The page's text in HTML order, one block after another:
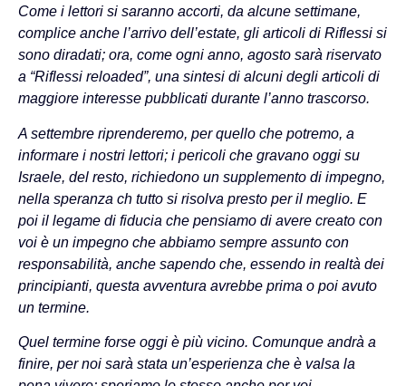
Come i lettori si saranno accorti, da alcune settimane,
complice anche l’arrivo dell’estate, gli articoli di Riflessi si
sono diradati; ora, come ogni anno, agosto sarà riservato
a “Riflessi reloaded”, una sintesi di alcuni degli articoli di
maggiore interesse pubblicati durante l’anno trascorso.
A settembre riprenderemo, per quello che potremo, a
informare i nostri lettori; i pericoli che gravano oggi su
Israele, del resto, richiedono un supplemento di impegno,
nella speranza ch tutto si risolva presto per il meglio. E
poi il legame di fiducia che pensiamo di avere creato con
voi è un impegno che abbiamo sempre assunto con
responsabilità, anche sapendo che, essendo in realtà dei
principianti, questa avventura avrebbe prima o poi avuto
un termine.
Quel termine forse oggi è più vicino. Comunque andrà a
finire, per noi sarà stata un’esperienza che è valsa la